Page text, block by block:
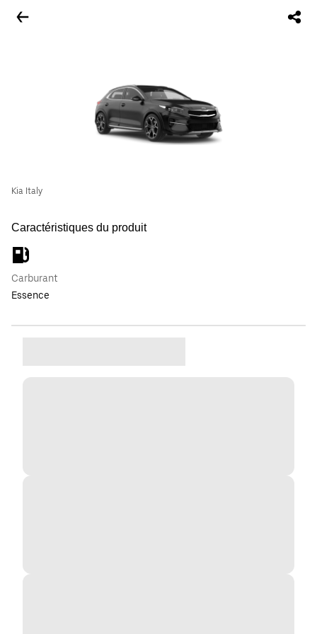
Kia Italy
Caractéristiques du produit
Carburant
Essence